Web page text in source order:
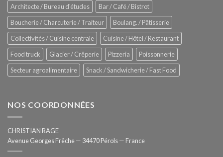
–
Hygiène
totale
automatisée
Architecte / Bureau d'études
Bar / Café / Bistrot
Boucherie / Charcuterie / Traiteur
Boulang. / Pâtisserie
Collectivités / Cuisine centrale
Cuisine / Hôtel / Restaurant
Food truck
Glacier / Crêperie Pizzeria
Poissonnerie
Secteur agroalimentaire
Snack / Sandwicherie / Fast Food
NOS COORDONNÉES
CHRISTIAN RAGE
Avenue Georges Frêche — 34470 Pérols — France